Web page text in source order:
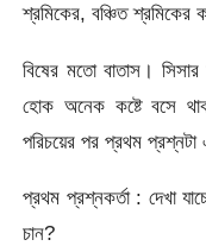
শ্রমিকের, বঞ্চিত শ্রমিকের
বিষের মতো বাতাস।
হোক অনেক কষ্টে বসে
পরিচয়ের পর প্রথম
প্রথম প্রশ্নকর্তা : দেখা
চান?